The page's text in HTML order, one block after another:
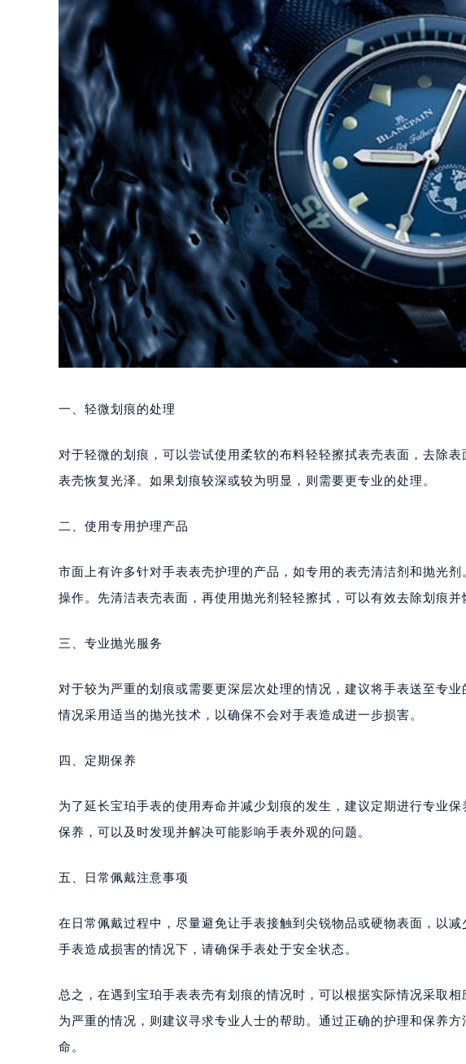
一、轻微划痕的处理
对于轻微的划痕，可以尝试使用柔软的布料轻轻擦拭表壳表面，去除
表壳恢复光泽。如果划痕较深或较为明显，则需要更专业的处理。
二、使用专用护理产品
市面上有许多针对手表表壳护理的产品，如专用的表壳清洁剂和抛光
操作。先清洁表壳表面，再使用抛光剂轻轻擦拭，可以有效去除划痕并
三、专业抛光服务
对于较为严重的划痕或需要更深层次处理的情况，建议将手表送至专
情况采用适当的抛光技术，以确保不会对手表造成进一步损害。
四、定期保养
为了延长宝珀手表的使用寿命并减少划痕的发生，建议定期进行专业
保养，可以及时发现并解决可能影响手表外观的问题。
五、日常佩戴注意事项
在日常佩戴过程中，尽量避免让手表接触到尖锐物品或硬物表面，以
手表造成损害的情况下，请确保手表处于安全状态。
总之，在遇到宝珀手表表壳有划痕的情况时，可以根据实际情况采取
为严重的情况，则建议寻求专业人士的帮助。通过正确的护理和保养
命。